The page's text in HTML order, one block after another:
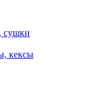
сушки
кексы